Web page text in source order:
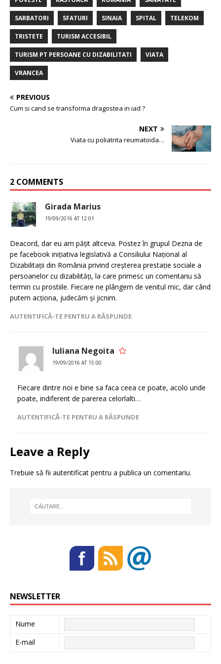
SARBATORI SFATURI SINAIA SPITAL TELEKOM
TRISTETE TURISM ACCESIBIL
TURISM PT PERSOANE CU DIZABILITATI VIATA
VRANCEA
PREVIOUS
Cum si cand se transforma dragostea in iad ?
NEXT
Viata cu poliatrita reumatoida…
2 COMMENTS
Girada Marius
19/09/2016 AT 12:01
Deacord, dar eu am pățit altceva. Postez în grupul Dezna de
pe facebook inițiativa legislativă a Consiliului Național al
Dizabilitații din România privind creșterea prestație sociale a
persoanelor cu dizabilități, la care primesc un comentariu să
termin cu prostiile. Fiecare ne plângem de venitul mic, dar când
putem acționa, judecăm și jicnim.
AUTENTIFICĂ-TE PENTRU A RĂSPUNDE
Iuliana Negoita
19/09/2016 AT 15:00
Fiecare dintre noi e bine sa faca ceea ce poate, acolo unde
poate, indiferent de parerea celorlalti…
AUTENTIFICĂ-TE PENTRU A RĂSPUNDE
Leave a Reply
Trebuie să fii autentificat pentru a publica un comentariu.
NEWSLETTER
Nume
E-mail